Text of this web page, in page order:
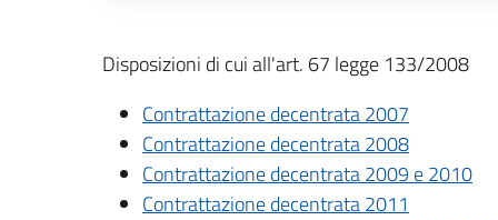
Descrizione completa
Disposizioni di cui all'art. 67 legge 133/2008
Contrattazione decentrata 2007
Contrattazione decentrata 2008
Contrattazione decentrata 2009 e 2010
Contrattazione decentrata 2011